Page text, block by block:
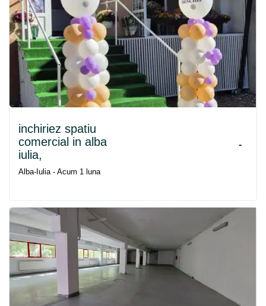
inchiriez spatiu
comercial in alba
iulia,
-
Alba-Iulia - Acum 1 luna